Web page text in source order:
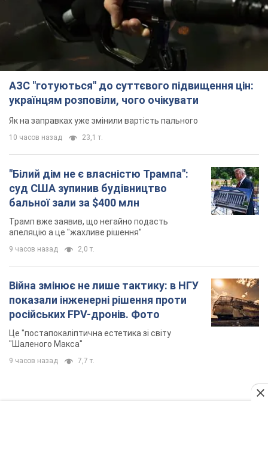
АЗС "готуються" до суттєвого підвищення цін:
українцям розповіли, чого очікувати
Як на заправках уже змінили вартість пального
10 часов назад 23,1 т.
"Білий дім не є власністю Трампа":
суд США зупинив будівництво
бальної зали за $400 млн
Трамп вже заявив, що негайно подасть
апеляцію а це "жахливе рішення"
9 часов назад 2,0 т.
Війна змінює не лише тактику: в НГУ
показали інженерні рішення проти
російських FPV-дронів. Фото
Це "постапокаліптична естетика зі світу
"Шаленого Макса"
9 часов назад 7,7 т.